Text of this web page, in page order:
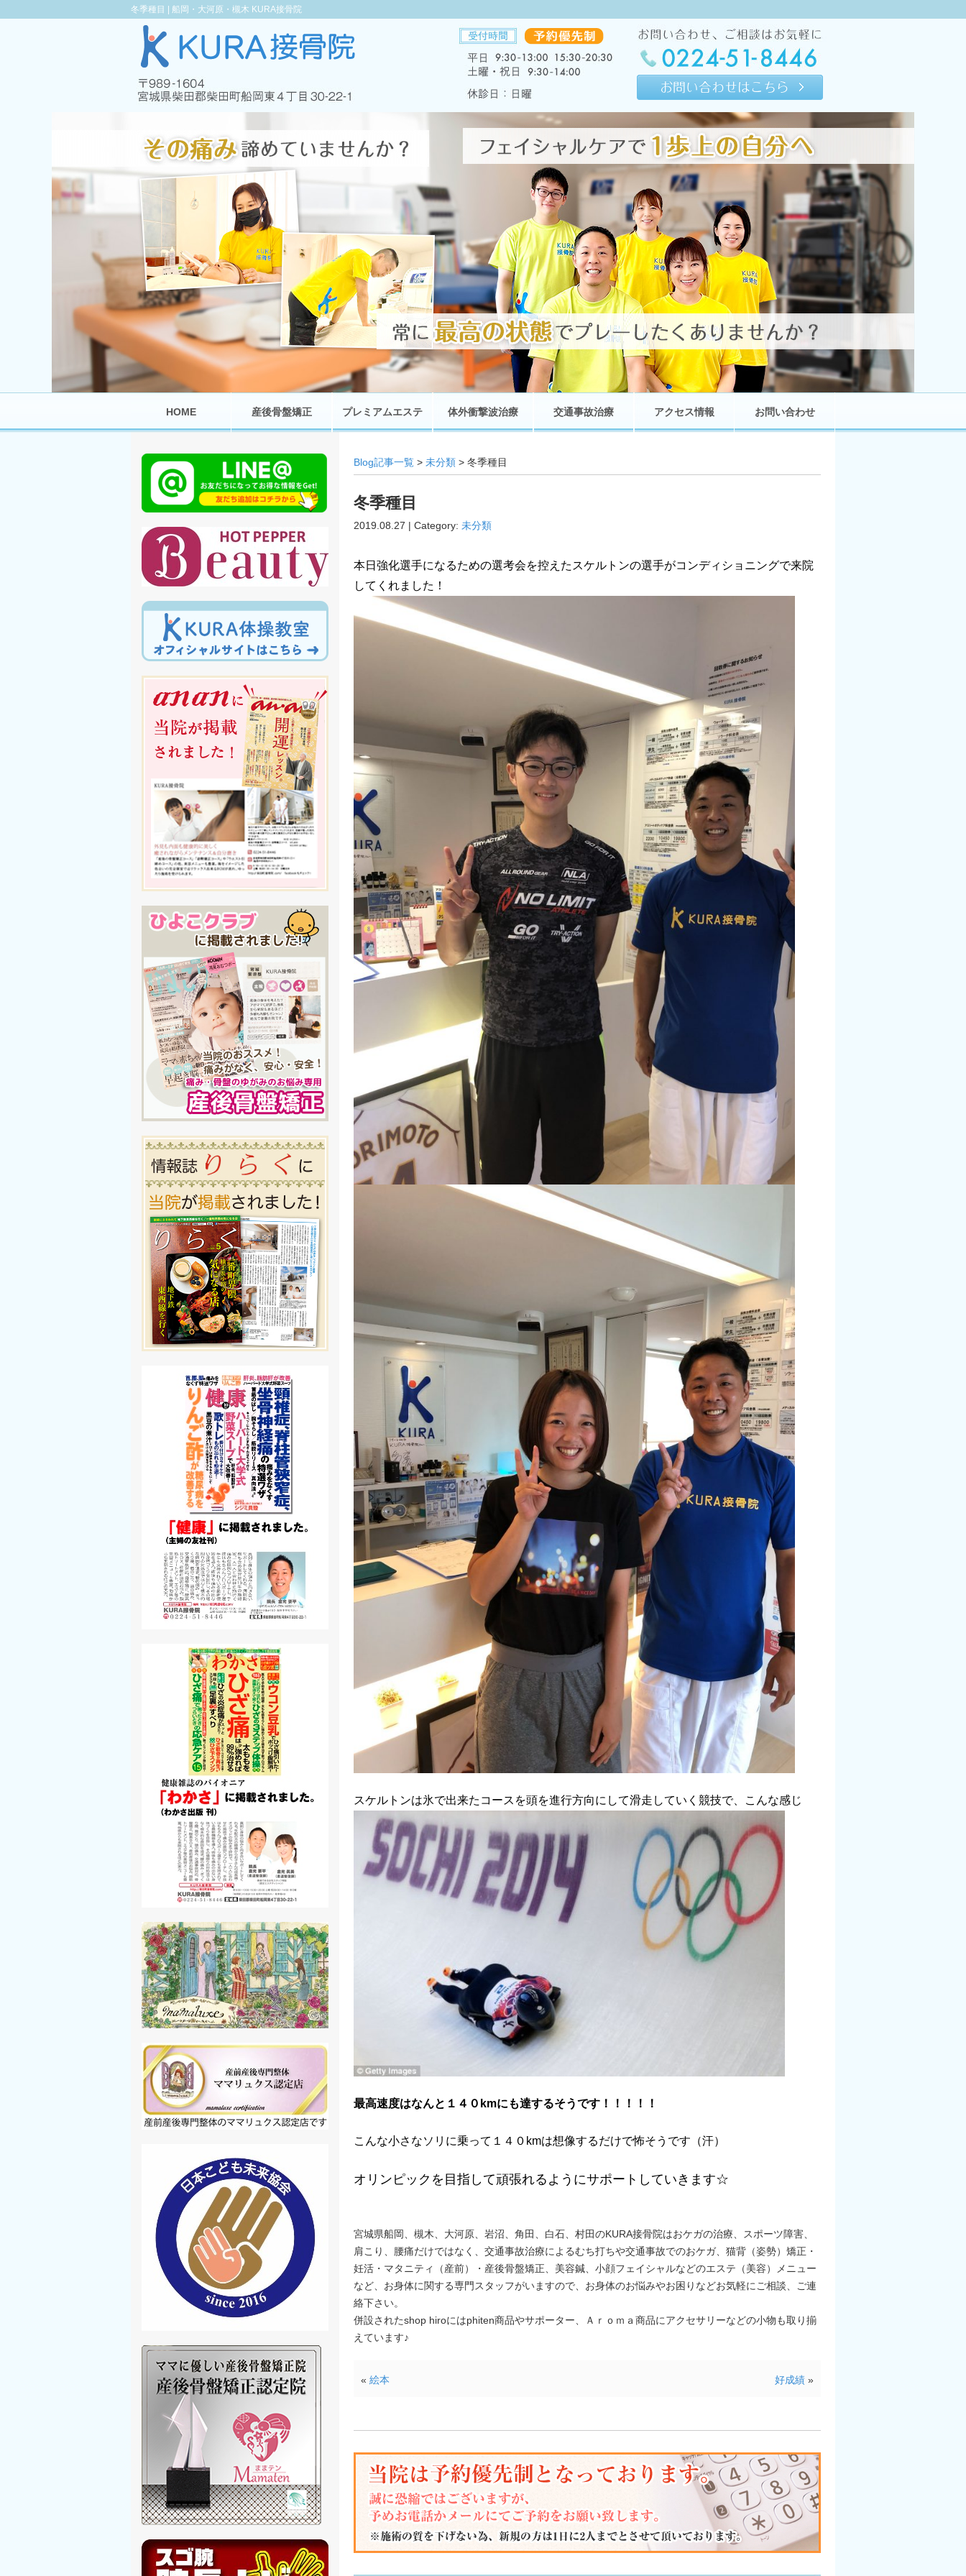
冬季種目 | 船岡・大河原・槻木 KURA接骨院
HOME 産後骨盤矯正 プレミアムエステ 体外衝撃波治療 交通事故治療 アクセス情報 お問い合わせ
Blog記事一覧 > 未分類 > 冬季種目
冬季種目
2019.08.27 | Category: 未分類
本日強化選手になるための選考会を控えたスケルトンの選手がコンディショニングで来院
してくれました！
スケルトンは氷で出来たコースを頭を進行方向にして滑走していく競技で、こんな感じ
最高速度はなんと１４０kmにも達するそうです！！！！！
こんな小さなソリに乗って１４０kmは想像するだけで怖そうです（汗）
オリンピックを目指して頑張れるようにサポートしていきます☆
宮城県船岡、槻木、大河原、岩沼、角田、白石、村田のKURA接骨院はおケガの治療、スポーツ障害、
肩こり、腰痛だけではなく、交通事故治療によるむち打ちや交通事故でのおケガ、猫背（姿勢）矯正・
妊活・マタニティ（産前）・産後骨盤矯正、美容鍼、小顔フェイシャルなどのエステ（美容）メニュー
など、お身体に関する専門スタッフがいますので、お身体のお悩みやお困りなどお気軽にご相談、ご連
絡下さい。
併設されたshop hiroにはphiten商品やサポーター、Ａｒｏｍａ商品にアクセサリーなどの小物も取り揃
えています♪
好成績 »
« 絵本